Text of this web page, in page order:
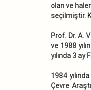
olan ve
seçilmiştir.
Prof. Dr. A.
ve 1988
yılında 3 ay
1984
Çevre